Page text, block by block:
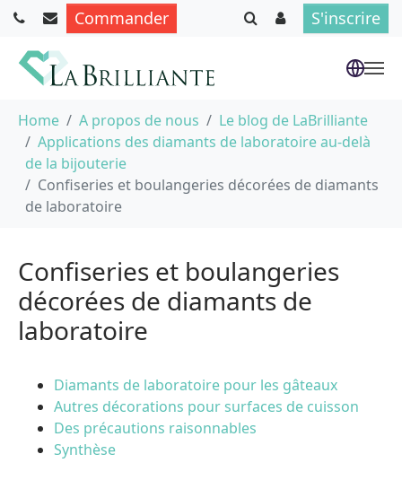
Commander S'inscrire
Home A propos de nous
Le blog de LaBrilliante
Applications des diamants de laboratoire au-delà
de la bijouterie
Confiseries et boulangeries décorées de diamants
de laboratoire
Confiseries et boulangeries
décorées de diamants de
laboratoire
Diamants de laboratoire pour les gâteaux
Autres décorations pour surfaces de cuisson
Des précautions raisonnables
Synthèse